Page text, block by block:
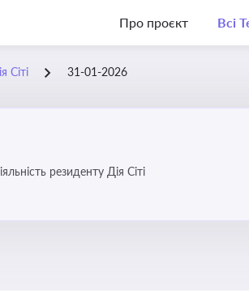
Про проєкт Всі
Сіті 31-01-2026
резиденту Дія Сіті